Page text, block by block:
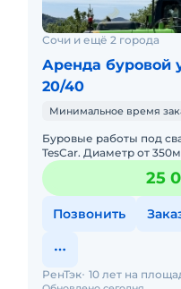
Сочи и ещё 2 города
Аренда буровой
20/40
Минимальное время
Буровые работы под
TesCar. Диаметр от
Работаем с НДС.
25
Позвонить
РенТэк 10 лет на